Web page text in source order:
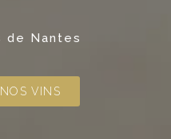
de Nantes
VINS